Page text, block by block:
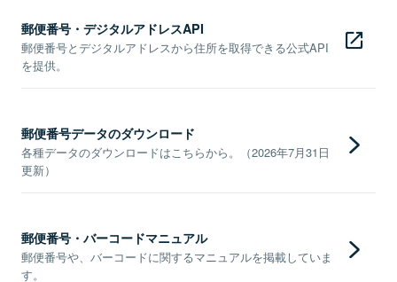
郵便番号・デジタルアドレスAPI
郵便番号とデジタルアドレスから住所を取得できる公式API
を提供。
郵便番号データのダウンロード
各種データのダウンロードはこちらから。（2026年7月31日
更新）
郵便番号・バーコードマニュアル
郵便番号や、バーコードに関するマニュアルを掲載していま
す。